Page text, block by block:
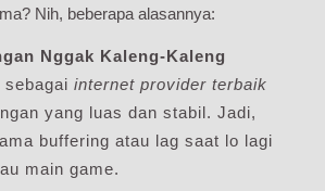
Nih, beberapa alasannya:
Nggak Kaleng-Kaleng
sebagai internet provider terbaik
yang luas dan stabil. Jadi,
buffering atau lag saat lo lagi
main game.